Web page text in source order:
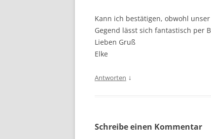
Kann ich bestätigen, obwohl
Gegend lässt sich fantastisch per
Lieben Gruß
Elke
Antworten ↓
Schreibe einen Kommentar